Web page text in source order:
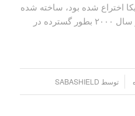
اختراع شده بود، ساخته شده
است. شیلد سنتی بیسموت از سال ۲۰۰۰ بطور گسترده در
توسط SABASHIELD